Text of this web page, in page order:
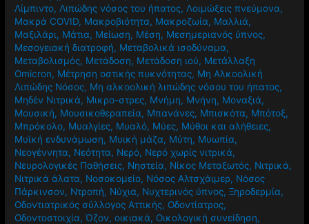
Λίμπιντο, Λιπώδης νόσος του ήπατος, Λοιμώξεις πνεύμονα,
Μακρά COVID, Μακροβιότητα, Μακροζωία, Μαλλιά,
Μαξιλάρι, Μάτια, Μείωση, Μέση, Μεσημεριανός ύπνος,
Μεσογειακή διατροφή, Μεταβολικά ισοδύναμα,
Μεταβολισμός, Μετάδοση, Μετάδοση ιού, Μετάλλαξη
Omicron, Μέτρηση οστικής πυκνότητας, Μη Αλκοολική
Λιπώδης Νόσος, Μη αλκοολική λιπώδης νόσου του ήπατος,
Μηδέν Νιτρικά, Μικρο-στρες, Μνήμη, Μνήνη, Μοναξιά,
Μουσική, Μουσικοθεραπεία, Μπανάνες, Μπισκότα, Μπότοξ,
Μπρόκολο, Μυαλγίες, Μυαλό, Μύες, Μύθοι και αλήθειες,
Μυϊκή ενδυνάμωση, Μυική μάζα, Μύτη, Μυωπία,
Νεογέννητα, Νεότητα, Νερό, Νερό χωρίς νιτρικά,
Νευρολογικές Παθήσεις, Νηστεία, Νίκος Μεταξωτός, Νιτρικά,
Νιτρικά άλατα, Νοσοκομείο, Νόσος Αλτσχάιμερ, Νόσος
Πάρκινσον, Ντροπή, Νύχια, Νυχτερινός ύπνος,Ξηροδερμία,
Οδοντιατρικός σύλλογος Αττικής, Οδοντίατρος,
Οδοντοστοιχία,Όζον,οικιακά, Οικολογική συνείδηση,